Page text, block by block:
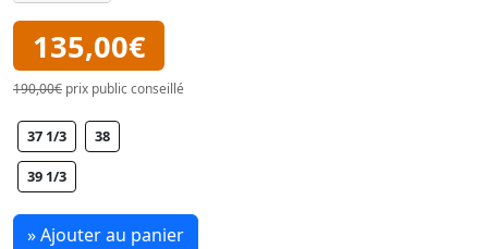
135,00€
190,00€ prix public conseillé
37 1/3 38
39 1/3
» Ajouter au panier